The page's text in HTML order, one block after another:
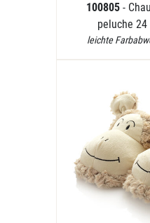
100805 -
peluche
leichte